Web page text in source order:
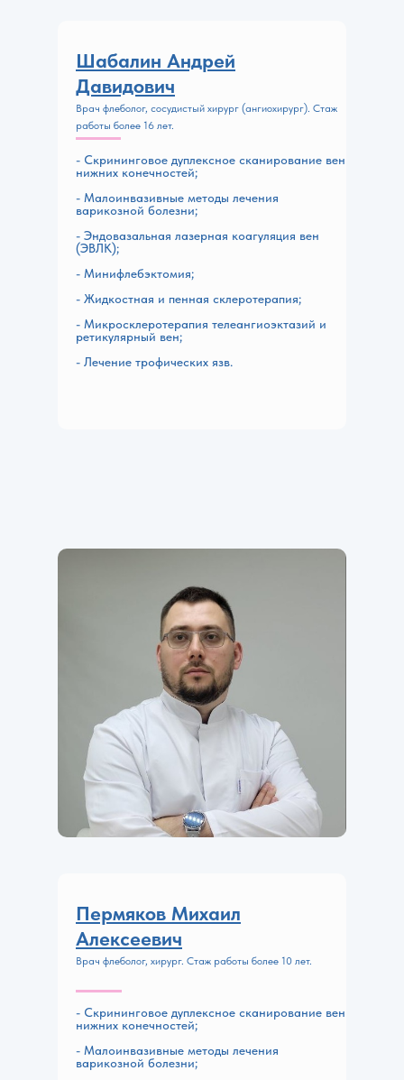
Врач флеболог, сосудистый хирург (ангиохирург). Стаж
работы более 16 лет.
Шабалин Андрей
Давидович
- Скрининговое дуплексное сканирование вен
нижних конечностей;
- Малоинвазивные методы лечения
варикозной болезни;
- Эндовазальная лазерная коагуляция вен
(ЭВЛК);
- Минифлебэктомия;
- Жидкостная и пенная склеротерапия;
- Микросклеротерапия телеангиоэктазий и
ретикулярный вен;
- Лечение трофических язв.
Врач флеболог, хирург. Стаж работы более 10 лет.
Пермяков Михаил
Алексеевич
- Скрининговое дуплексное сканирование вен
нижних конечностей;
- Малоинвазивные методы лечения
варикозной болезни;